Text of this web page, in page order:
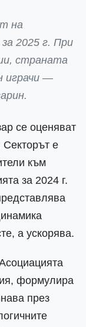
на
2025 г. При
страната
играчи —
се оценяват
Секторът е
към
за 2024 г.
а ускорява.
формулира
през